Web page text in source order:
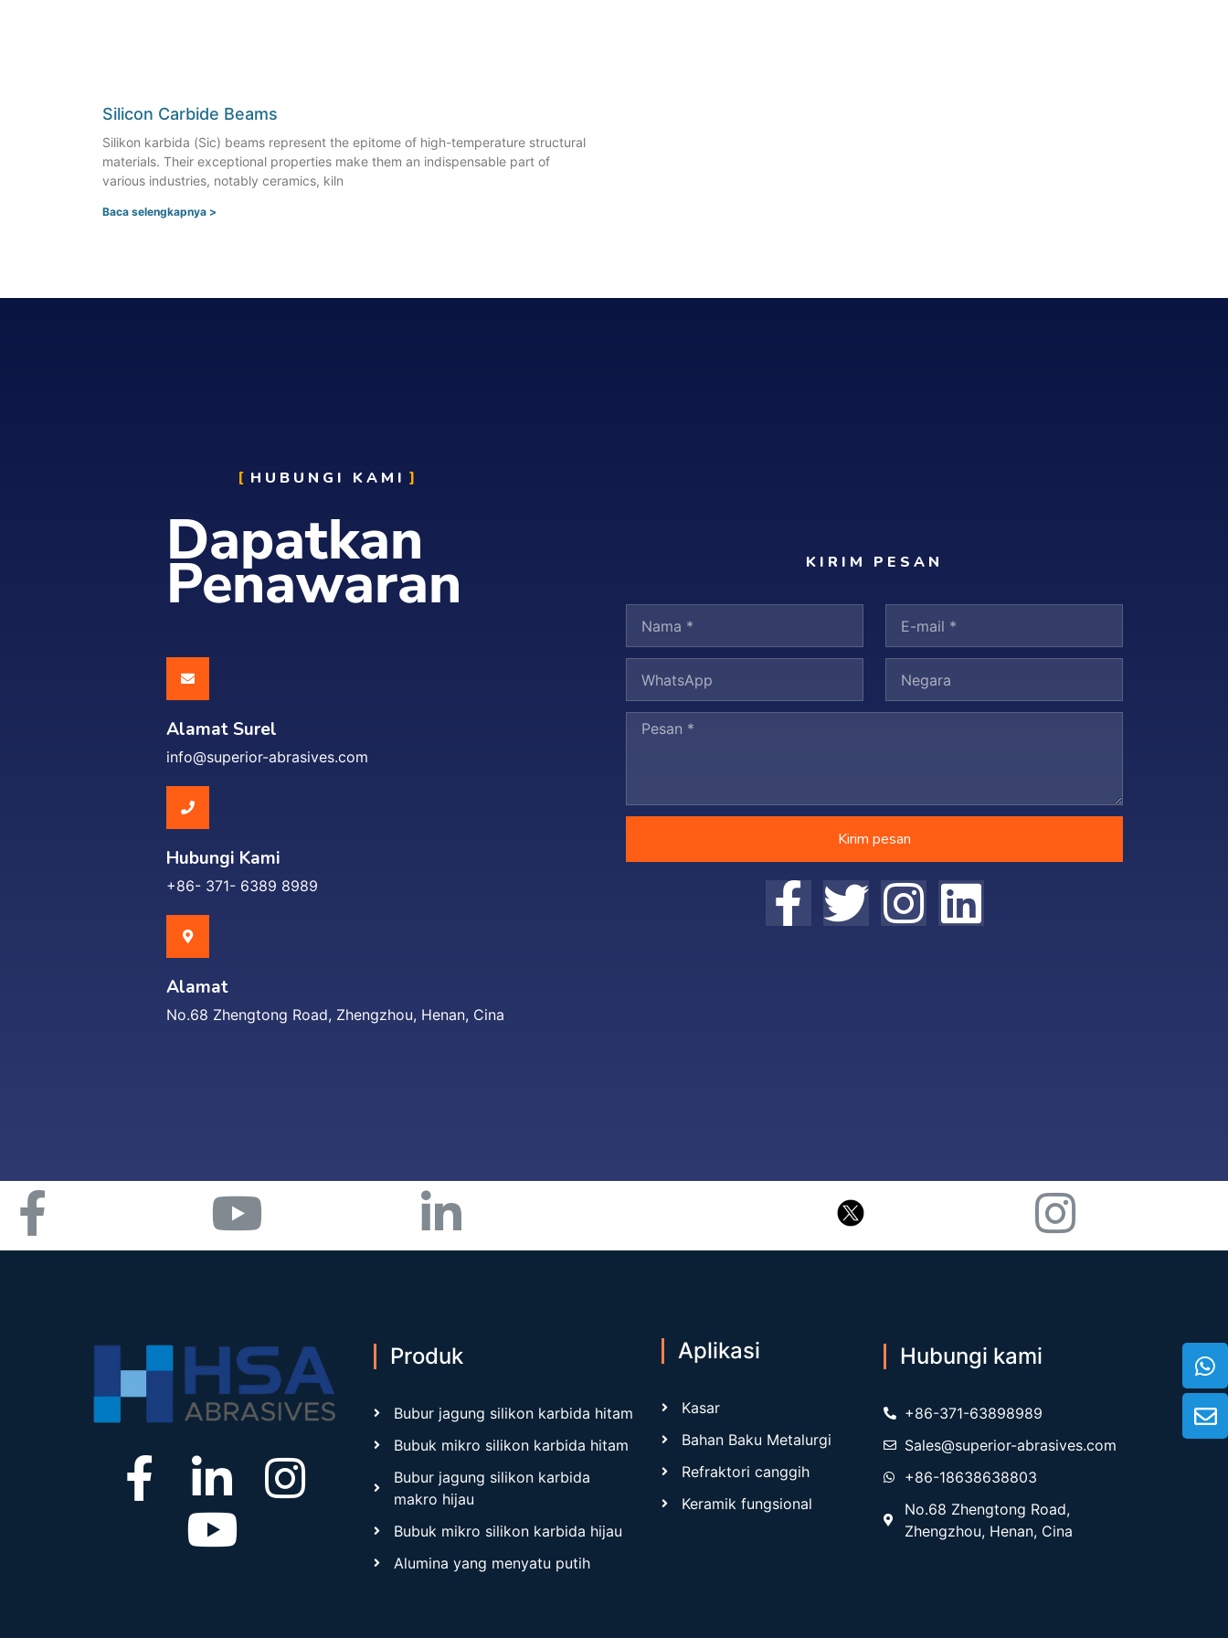
Silicon Carbide Beams
Silikon karbida (Sic) beams represent the epitome of high-temperature structural
materials. Their exceptional properties make them an indispensable part of
various industries, notably ceramics, kiln
Baca selengkapnya >
HUBUNGI KAMI
Dapatkan
Penawaran
Alamat Surel
info@superior-abrasives.com
Hubungi Kami
+86- 371- 6389 8989
Alamat
No.68 Zhengtong Road, Zhengzhou, Henan, Cina
KIRIM PESAN
Kirim pesan
Produk
Bubur jagung silikon karbida hitam
Bubuk mikro silikon karbida hitam
Bubur jagung silikon karbida
makro hijau
Bubuk mikro silikon karbida hijau
Alumina yang menyatu putih
Aplikasi
Kasar
Bahan Baku Metalurgi
Refraktori canggih
Keramik fungsional
Hubungi kami
+86-371-63898989
Sales@superior-abrasives.com
+86-18638638803
No.68 Zhengtong Road,
Zhengzhou, Henan, Cina